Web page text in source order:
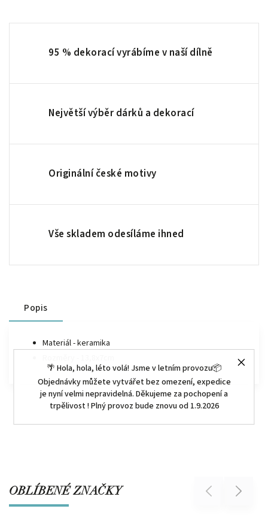
🌴 Hola, hola, léto volá! Jsme v letním provozu📦
Objednávky můžete vytvářet bez omezení, expedice
je nyní velmi nepravidelná. Děkujeme za pochopení a
trpělivost ! Plný provoz bude znovu od 1.9.2026
95 % dekorací vyrábíme v naší dílně
Největší výběr dárků a dekorací
Originální české motivy
Vše skladem odesíláme ihned
Popis
Materiál - keramika
OBLÍBENÉ ZNAČKY Previous Next